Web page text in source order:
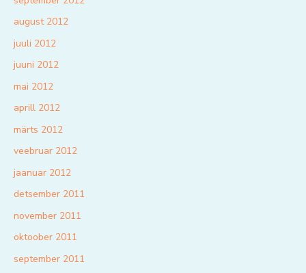
august 2012
juuli 2012
juuni 2012
mai 2012
aprill 2012
märts 2012
veebruar 2012
jaanuar 2012
detsember 2011
november 2011
oktoober 2011
september 2011